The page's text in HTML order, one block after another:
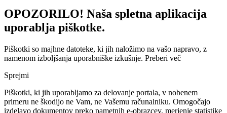
OPOZORILO! Naša spletna aplikacija
uporablja piškotke.
Piškotki so majhne datoteke, ki jih naložimo na vašo napravo, z
namenom izboljšanja uporabniške izkušnje. Preberi več
Sprejmi
Piškotki, ki jih uporabljamo za delovanje portala, v nobenem
primeru ne škodijo ne Vam, ne Vašemu računalniku. Omogočajo
izdelavo dokumentov preko pametnih e-obrazcev, merjenje statistike